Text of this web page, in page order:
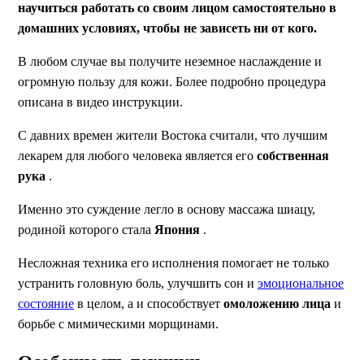
научиться работать со своим лицом самостоятельно в
домашних условиях, чтобы не зависеть ни от кого.
В любом случае вы получите неземное наслаждение и
огромную пользу для кожи. Более подробно процедура
описана в видео инструкции.
С давних времен жители Востока считали, что лучшим
лекарем для любого человека является его собственная
рука .
Именно это суждение легло в основу массажа шиацу,
родиной которого стала Япония .
Несложная техника его исполнения помогает не только
устранить головную боль, улучшить сон и эмоциональное
состояние в целом, а и способствует омоложению лица и
борьбе с мимическими морщинами.